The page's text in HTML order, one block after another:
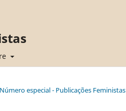
especial - Publicações Feministas